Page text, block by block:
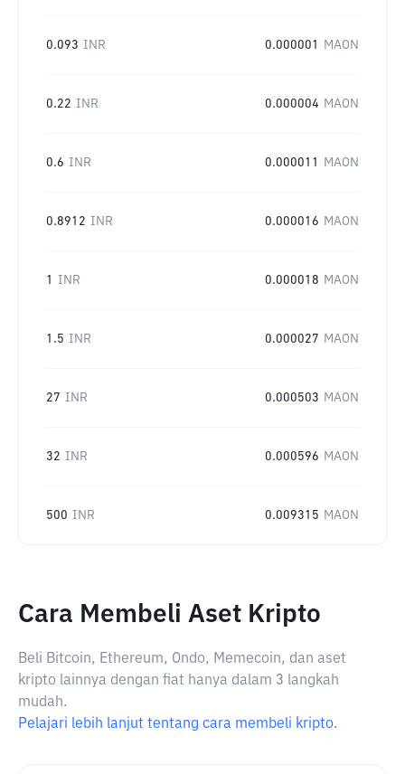
0.093 INR 0.000001 MAON
0.22 INR 0.000004 MAON
0.6 INR 0.000011 MAON
0.8912 INR 0.000016 MAON
1 INR 0.000018 MAON
1.5 INR 0.000027 MAON
27 INR 0.000503 MAON
32 INR 0.000596 MAON
500 INR 0.009315 MAON
Cara Membeli Aset Kripto
Beli Bitcoin, Ethereum, Ondo, Memecoin, dan aset
kripto lainnya dengan fiat hanya dalam 3 langkah
mudah.
Pelajari lebih lanjut tentang cara membeli kripto.